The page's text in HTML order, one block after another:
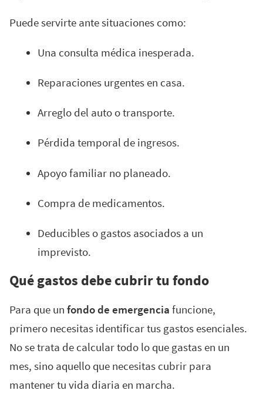
Puede servirte ante situaciones como:
Una consulta médica inesperada.
Reparaciones urgentes en casa.
Arreglo del auto o transporte.
Pérdida temporal de ingresos.
Apoyo familiar no planeado.
Compra de medicamentos.
Deducibles o gastos asociados a un
imprevisto.
Qué gastos debe cubrir tu fondo
Para que un fondo de emergencia funcione,
primero necesitas identificar tus gastos esenciales.
No se trata de calcular todo lo que gastas en un
mes, sino aquello que necesitas cubrir para
mantener tu vida diaria en marcha.